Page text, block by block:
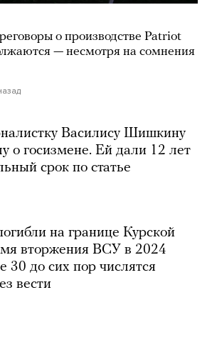
о производстве Patriot
— несмотря на сомнения
Василису Шишкину
о госизмене. Ей дали 12 лет
срок по статье
на границе Курской
вторжения ВСУ в 2024
30 до сих пор числятся
вести